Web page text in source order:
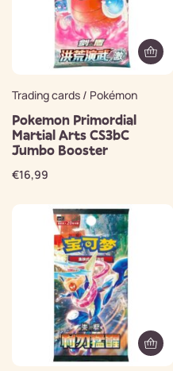
Trading cards / Pokémon
Pokemon Primordial
Martial Arts CS3bC
Jumbo Booster
€16,99